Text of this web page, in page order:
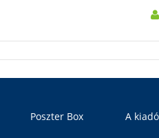
Poszter Box A